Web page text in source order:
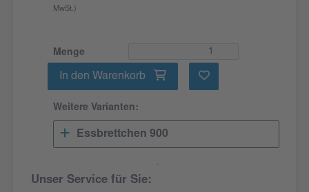
MwSt.)
Menge
In den Warenkorb
Weitere Varianten:
Essbrettchen 900
Unser Service für Sie: